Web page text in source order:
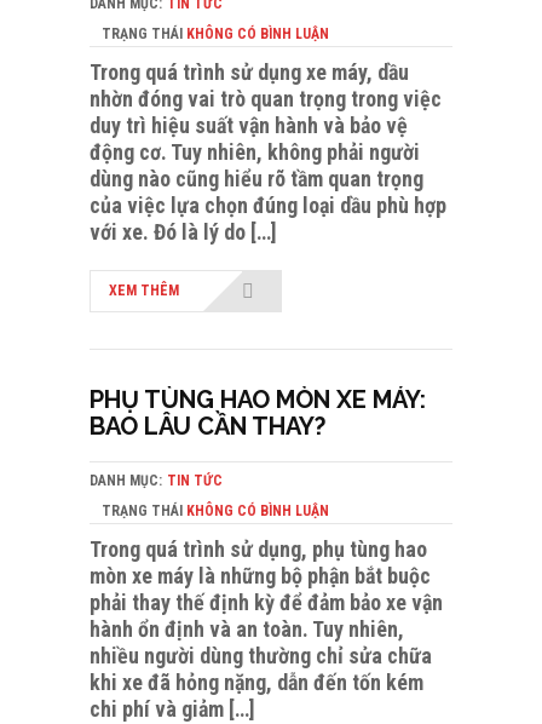
DANH MỤC: TIN TỨC
TRẠNG THÁI KHÔNG CÓ BÌNH LUẬN
Trong quá trình sử dụng xe máy, dầu
nhờn đóng vai trò quan trọng trong việc
duy trì hiệu suất vận hành và bảo vệ
động cơ. Tuy nhiên, không phải người
dùng nào cũng hiểu rõ tầm quan trọng
của việc lựa chọn đúng loại dầu phù hợp
với xe. Đó là lý do […]
XEM THÊM
PHỤ TÙNG HAO MÒN XE MÁY:
BAO LÂU CẦN THAY?
DANH MỤC: TIN TỨC
TRẠNG THÁI KHÔNG CÓ BÌNH LUẬN
Trong quá trình sử dụng, phụ tùng hao
mòn xe máy là những bộ phận bắt buộc
phải thay thế định kỳ để đảm bảo xe vận
hành ổn định và an toàn. Tuy nhiên,
nhiều người dùng thường chỉ sửa chữa
khi xe đã hỏng nặng, dẫn đến tốn kém
chi phí và giảm […]